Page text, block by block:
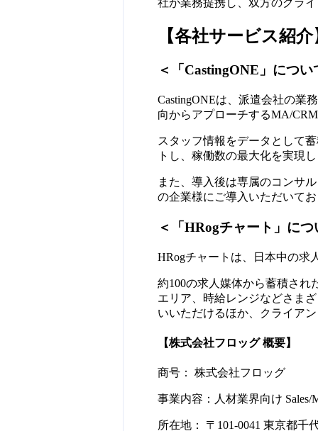
【各社サービス紹介
＜「CastingONE」につい
CastingONEは、派遣会社の業
向からアプローチするMA/
スタッフ情報をデータとして
トし、稼働数の最大化を実現
また、導入後は専属のコンサ
の企業様にご導入いただいて
＜「HRogチャート」につ
HRogチャートは、日本中の求
約100の求人媒体から蓄積され
エリア、時給レンジなどさま
いいただけるほか、クライア
【株式会社フロッグ 概要】
商号： 株式会社フロッグ
事業内容：人材業界向け
所在地： 〒101-0041 東京都千